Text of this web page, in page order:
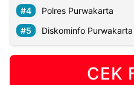
Polres Purwakarta
Diskominfo Purwakarta
CEK